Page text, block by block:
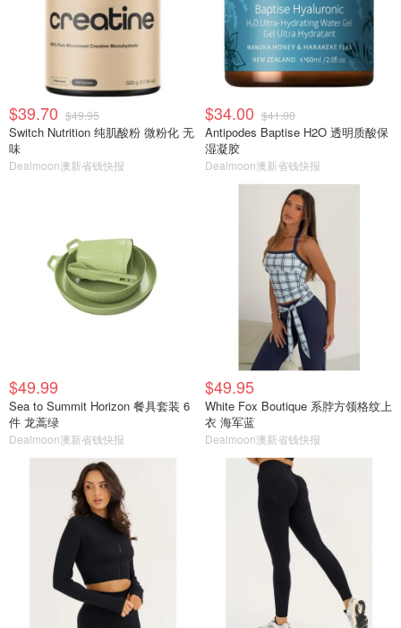
$39.70 $49.95
Switch Nutrition 纯肌酸粉 微粉化 无
味
Dealmoon澳新省钱快报
$34.00 $41.00
Antipodes Baptise H2O 透明质酸保
湿凝胶
Dealmoon澳新省钱快报
$49.99
Sea to Summit Horizon 餐具套装 6
件 龙蒿绿
Dealmoon澳新省钱快报
$49.95
White Fox Boutique 系脖方领格纹上
衣 海军蓝
Dealmoon澳新省钱快报